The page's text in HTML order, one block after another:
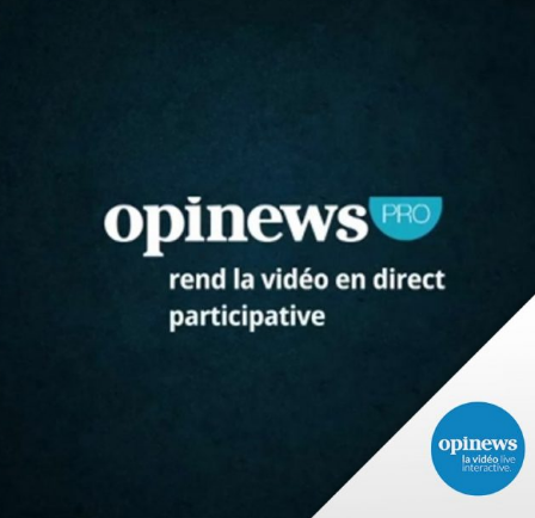
MARQUE START-UP